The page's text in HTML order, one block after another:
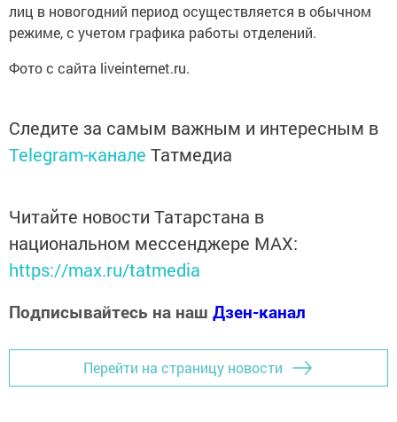
лиц в новогодний период осуществляется в обычном
режиме, с учетом графика работы отделений.
Фото с сайта liveinternet.ru.
Следите за самым важным и интересным в
Telegram-канале Татмедиа
Читайте новости Татарстана в
национальном мессенджере MАХ:
https://max.ru/tatmedia
Подписывайтесь на наш Дзен-канал
Перейти на страницу новости